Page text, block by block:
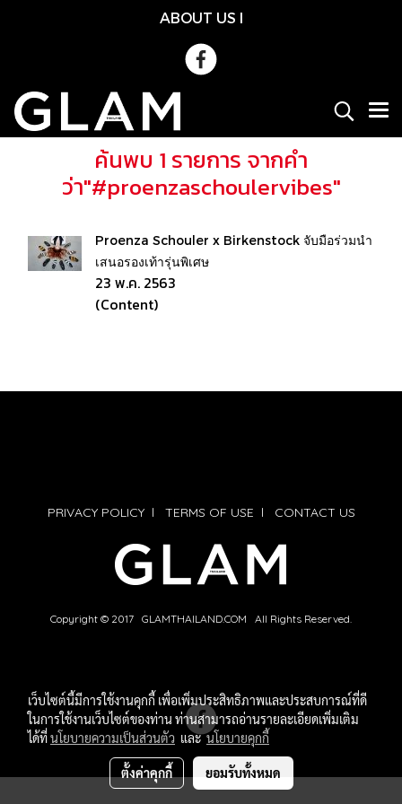
ABOUT US l
ค้นพบ 1 รายการ จากคำ
ว่า"#proenzaschoulervibes"
Proenza Schouler x Birkenstock จับมือร่วมนำ
เสนอรองเท้ารุ่นพิเศษ
23 พ.ค. 2563
(Content)
PRIVACY POLICYl TERMS OF USE l CONTACT US
Copyright © 2017 GLAMTHAILAND.COM All Rights Reserved.
เว็บไซต์นี้มีการใช้งานคุกกี้ เพื่อเพิ่มประสิทธิภาพและประสบการณ์ที่ดี
ในการใช้งานเว็บไซต์ของท่าน ท่านสามารถอ่านรายละเอียดเพิ่มเติม
ได้ที่นโยบายความเป็นส่วนตัว และนโยบายคุกกี้
ตั้งค่าคุกกี้ ยอมรับทั้งหมด